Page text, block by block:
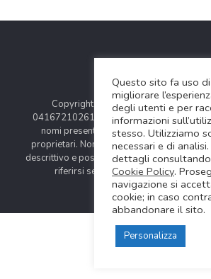
Copyright © 2024 Soundwave
04167210261 |
COOKIES POLICY| Tutti i
nomi presentati in questo sito sono
proprietari. Nomi e caratteristiche sono
descrittivo e possono variare senza obbligo
riferirsi sempre ai siti web dei
Questo sito fa uso
migliorare
degli utenti e per
informazioni
stesso. Utilizziamo
necessari e di
dettagli
Cookie Policy.
navigazione si
cookie; in caso
abbandonare il sito.
Personalizza